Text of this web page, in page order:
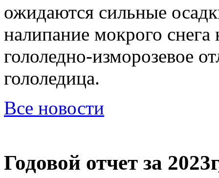
ожидаются сильные
налипание мокрого снега
гололедно-изморозевое
гололедица.
Все новости
Годовой отчет за